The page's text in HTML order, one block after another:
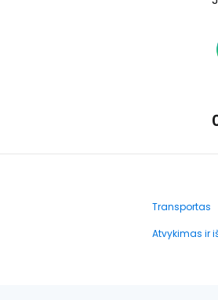
Transportas
Atvykimas ir